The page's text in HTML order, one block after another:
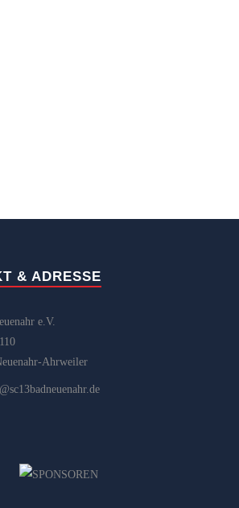
& ADRESSE
e.V.
Ahrweiler